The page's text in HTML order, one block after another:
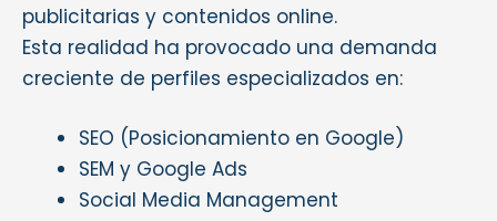
publicitarias y contenidos online.
Esta realidad ha provocado una demanda
creciente de perfiles especializados en:
SEO (Posicionamiento en Google)
SEM y Google Ads
Social Media Management